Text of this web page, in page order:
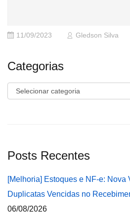
11/09/2023 Gledson Silva
Categorias
Categorias
Posts Recentes
[Melhoria] Estoques e NF-e: Nova
Duplicatas Vencidas no
06/08/2026